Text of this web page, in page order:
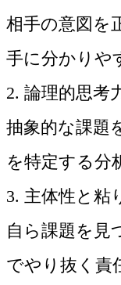
相手の意図を
手に分かりや
2. 論理的思考
抽象的な課題
を特定する分
3. 主体性と粘
自ら課題を見
でやり抜く責